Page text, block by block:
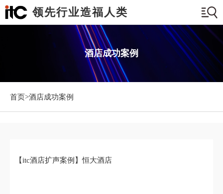
领先行业造福人类
酒店成功案例
首页>酒店成功案例
【itc酒店扩声案例】恒大酒店